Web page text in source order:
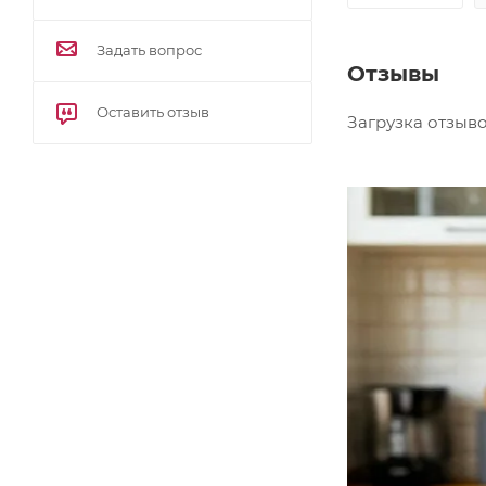
Отзывы
Загрузка
Задать вопрос
Оставить отзыв